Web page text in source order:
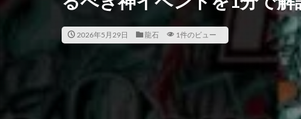
2026年5月29日 龍石 1件のビュー